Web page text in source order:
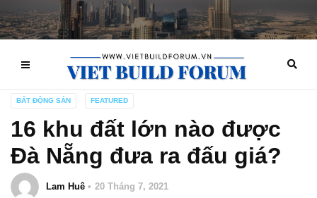
BẤT ĐỘNG SẢN FEATURED
16 khu đất lớn nào được
Đà Nẵng đưa ra đấu giá?
Lam Huê 20 Tháng 7, 2021